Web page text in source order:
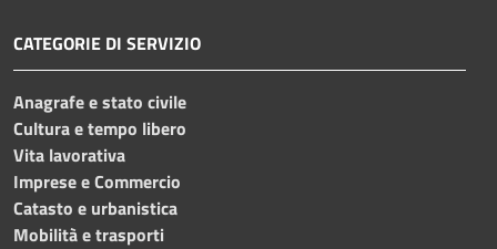
CATEGORIE DI SERVIZIO
Anagrafe e stato civile
Cultura e tempo libero
Vita lavorativa
Imprese e Commercio
Catasto e urbanistica
Mobilità e trasporti